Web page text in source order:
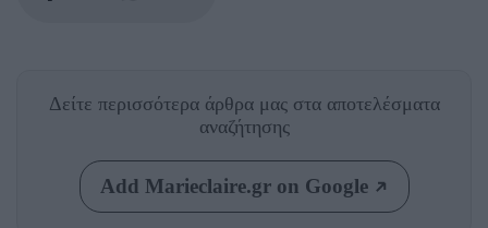
Δείτε περισσότερα άρθρα μας στα αποτελέσματα
αναζήτησης
Add Marieclaire.gr on Google